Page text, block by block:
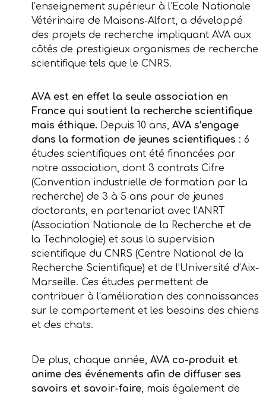
l’enseignement supérieur à l’Ecole Nationale
Vétérinaire de Maisons-Alfort, a développé
des projets de recherche impliquant AVA aux
côtés de prestigieux organismes de recherche
scientifique tels que le CNRS.
AVA est en effet la seule association en
France qui soutient la recherche scientifique
mais éthique. Depuis 10 ans, AVA s’engage
dans la formation de jeunes scientifiques : 6
études scientifiques ont été financées par
notre association, dont 3 contrats Cifre
(Convention industrielle de formation par la
recherche) de 3 à 5 ans pour de jeunes
doctorants, en partenariat avec l’ANRT
(Association Nationale de la Recherche et de
la Technologie) et sous la supervision
scientifique du CNRS (Centre National de la
Recherche Scientifique) et de l’Université d’Aix-
Marseille. Ces études permettent de
contribuer à l’amélioration des connaissances
sur le comportement et les besoins des chiens
et des chats.
De plus, chaque année, AVA co-produit et
anime des événements afin de diffuser ses
savoirs et savoir-faire, mais également de